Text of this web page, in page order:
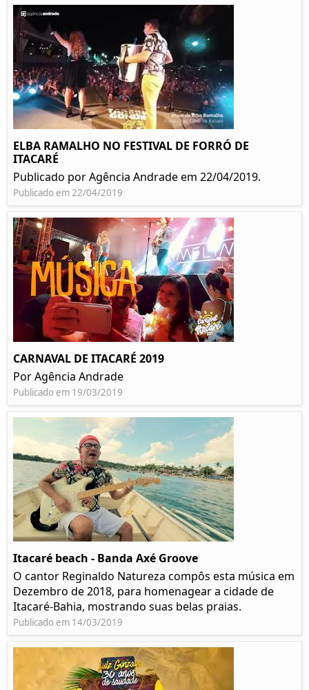
ELBA RAMALHO NO FESTIVAL DE FORRÓ DE
ITACARÉ
Publicado por Agência Andrade em 22/04/2019.
Publicado em 22/04/2019
CARNAVAL DE ITACARÉ 2019
Por Agência Andrade
Publicado em 19/03/2019
Itacaré beach - Banda Axé Groove
O cantor Reginaldo Natureza compôs esta música em
Dezembro de 2018, para homenagear a cidade de
Itacaré-Bahia, mostrando suas belas praias.
Publicado em 14/03/2019